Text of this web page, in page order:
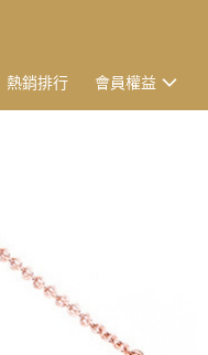
熱銷排行 會員權益